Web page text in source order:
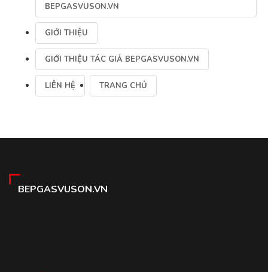
BEPGASVUSON.VN
GIỚI THIỆU
GIỚI THIỆU TÁC GIẢ BEPGASVUSON.VN
LIÊN HỆ TRANG CHỦ
BEPGASVUSON.VN